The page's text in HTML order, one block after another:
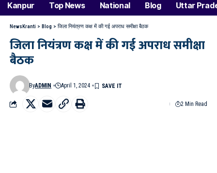
Kanpur Top News National Blog Uttar
NewsKranti > Blog > जिला नियंत्रण कक्ष में की गई अपराध समीक्षा बैठक
जिला नियंत्रण कक्ष में की गई अपराध समीक्षा
बैठक
ByADMIN April 1, 2024
2 Min Read